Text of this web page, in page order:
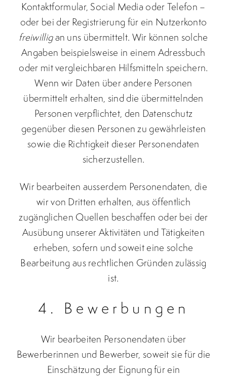
Kontaktformular, Social Media oder Telefon –
oder bei der Registrierung für ein Nutzerkonto
freiwilligan uns übermittelt. Wir können solche
Angaben beispielsweise in einem Adressbuch
oder mit vergleichbaren Hilfsmitteln speichern.
Wenn wir Daten über andere Personen
übermittelt erhalten, sind die übermittelnden
Personen verpflichtet, den Datenschutz
gegenüber diesen Personen zu gewährleisten
sowie die Richtigkeit dieser Personendaten
sicherzustellen.
Wir bearbeiten ausserdem Personendaten, die
wir von Dritten erhalten, aus öffentlich
zugänglichen Quellen beschaffen oder bei der
Ausübung unserer Aktivitäten und Tätigkeiten
erheben, sofern und soweit eine solche
Bearbeitung aus rechtlichen Gründen zulässig
ist.
4. Bewerbungen
Wir bearbeiten Personendaten über
Bewerberinnen und Bewerber, soweit sie für die
Einschätzung der Eignung für ein